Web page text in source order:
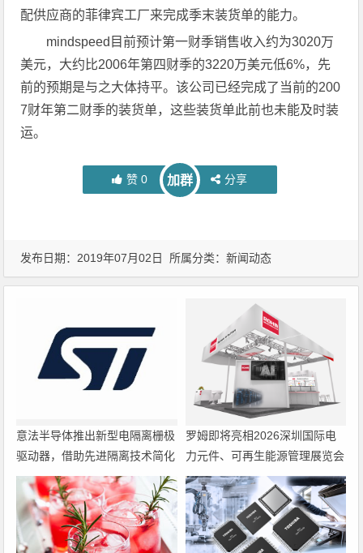
配供应商的菲律宾工厂来完成季末装货单的能力。
mindspeed目前预计第一财季销售收入约为3020万
美元，大约比2006年第四财季的3220万美元低6%，先
前的预期是与之大体持平。该公司已经完成了当前的200
7财年第二财季的装货单，这些装货单此前也未能及时装
运。
赞 0 加群 分享
发布日期：2019年07月02日 所属分类：新闻动态
意法半导体推出新型电隔离栅极
驱动器，借助先进隔离技术简化
电源设计
罗姆即将亮相2026深圳国际电
力元件、可再生能源管理展览会
暨研讨会